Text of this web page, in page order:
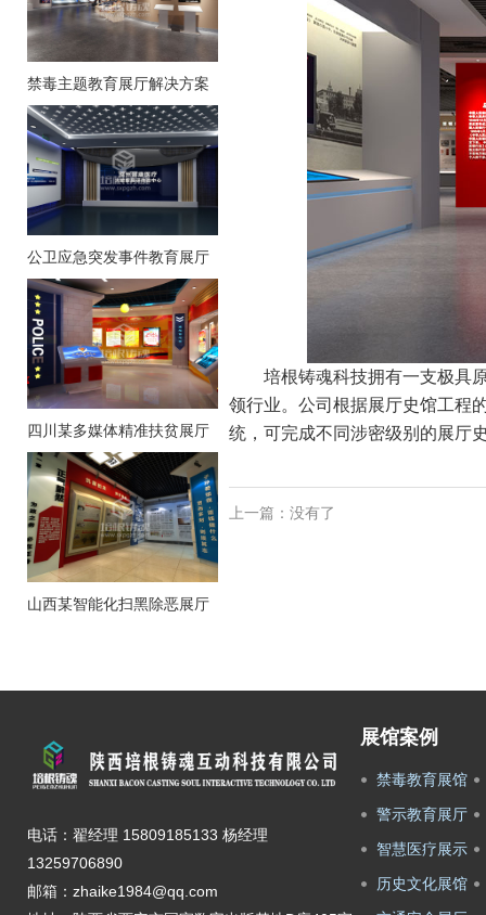
禁毒主题教育展厅解决方案
公卫应急突发事件教育展厅
四川某多媒体精准扶贫展厅
山西某智能化扫黑除恶展厅
培根铸魂科技拥有一支极具原
领行业。公司根据展厅史馆工程
统，可完成不同涉密级别的展厅
上一篇：没有了
电话：翟经理 15809185133 杨经理
13259706890
邮箱：zhaike1984@qq.com
展馆案例
禁毒教育展馆
警示教育展厅
智慧医疗展示
历史文化展馆